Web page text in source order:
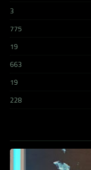
3
775
19
663
19
228